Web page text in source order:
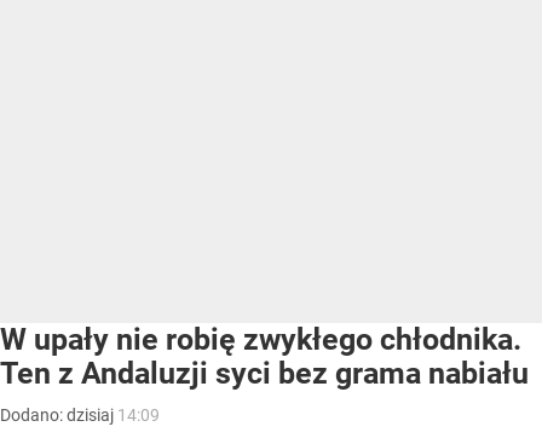
W upały nie robię zwykłego chłodnika.
Ten z Andaluzji syci bez grama nabiału
Dodano:dzisiaj 14:09